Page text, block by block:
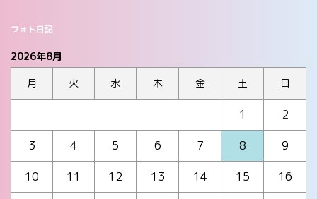
フォト日記
2026年8月
月
火 水 木 金 土 日
1
2
3
4 5 6 7 8
9
10
11 12 13 14 15
16